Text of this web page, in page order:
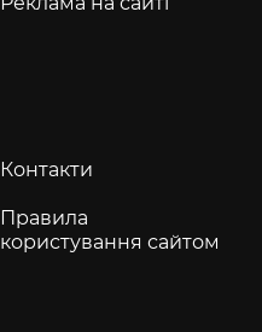
Контакти
Правила
користування сайтом